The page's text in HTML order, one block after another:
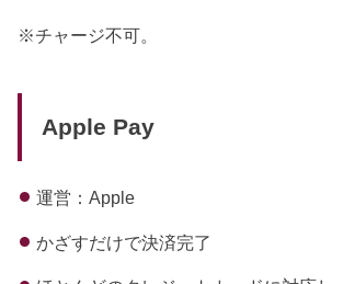
※チャージ不可。
Apple Pay
運営：Apple
かざすだけで決済完了